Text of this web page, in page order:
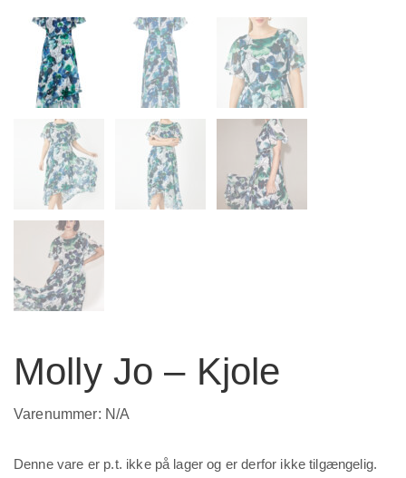
Molly Jo – Kjole
Varenummer: N/A
Denne vare er p.t. ikke på lager og er derfor ikke tilgængelig.